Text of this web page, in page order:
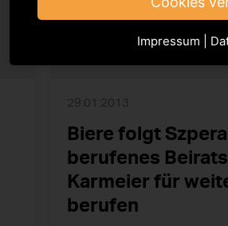
29.01.2013
Biere folgt
berufenes
Karmeier für
berufen
Impressum